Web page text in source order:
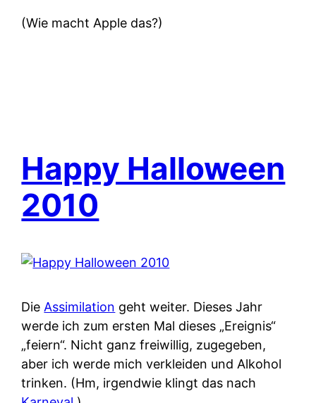
(Wie macht Apple das?)
Happy Halloween
2010
Die Assimilation geht weiter. Dieses Jahr
werde ich zum ersten Mal dieses „Ereignis“
„feiern“. Nicht ganz freiwillig, zugegeben,
aber ich werde mich verkleiden und Alkohol
trinken. (Hm, irgendwie klingt das nach